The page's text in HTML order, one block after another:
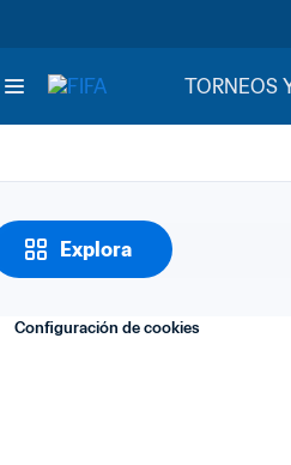
TORNEOS
Explora
23.
Configuración de cookies